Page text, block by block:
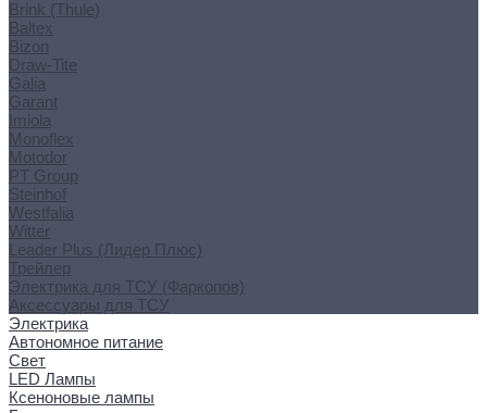
Brink (Thule)
Baltex
Bizon
Draw-Tite
Galia
Garant
Imiola
Monoflex
Motodor
PT Group
Steinhof
Westfalia
Witter
Leader Plus (Лидер Плюс)
Трейлер
Электрика для ТСУ (Фаркопов)
Аксессуары для ТСУ
Электрика
Автономное питание
Свет
LED Лампы
Ксеноновые лампы